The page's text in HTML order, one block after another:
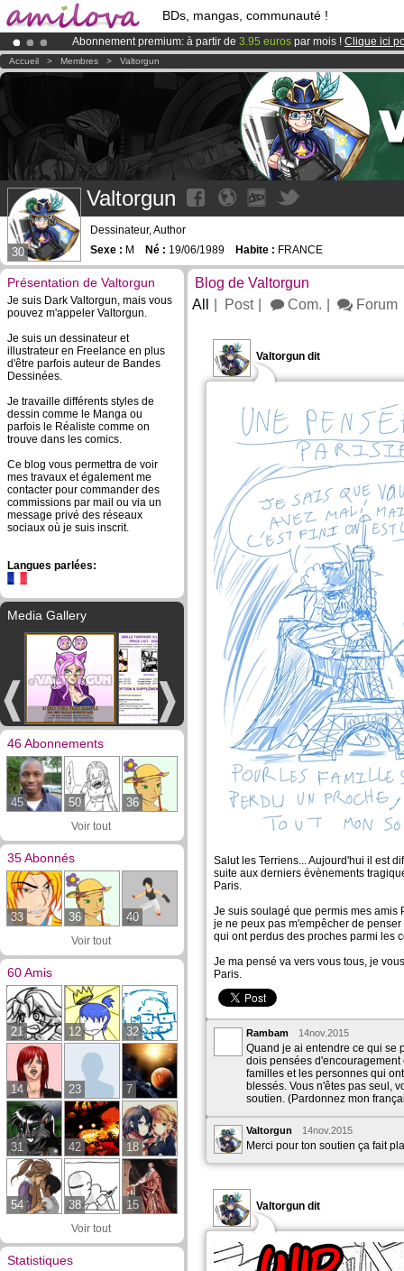
BDs, mangas, communauté !
Abonnement premium: à partir de 3.95 euros par mois ! Clique ici
LeKickstarter Amilova est désormais lancé!.
Déjà 100000membreset 1000BDs & Mangas!
Accueil > Membres > Valtorgun
30
Valtorgun
Dessinateur, Author
Sexe : M Né : 19/06/1989 Habite : FRANCE
Présentation de Valtorgun
Je suis Dark Valtorgun, mais vous
pouvez m'appeler Valtorgun.
Je suis un dessinateur et
illustrateur en Freelance en plus
d'être parfois auteur de Bandes
Dessinées.
Je travaille différents styles de
dessin comme le Manga ou
parfois le Réaliste comme on
trouve dans les comics.
Ce blog vous permettra de voir
mes travaux et également me
contacter pour commander des
commissions par mail ou via un
message privé des réseaux
sociaux où je suis inscrit.
Langues parlées:
Media Gallery
46 Abonnements
45 50 36
Voir tout
35 Abonnés
33 36 40
Voir tout
60 Amis
21 12 32
14 23 7
31 42 18
54 38 15
Voir tout
Statistiques
Blog de Valtorgun
All
Post Com. Forum
Valtorgun dit
Salut les Terriens... Aujourd'hui il est
suite aux derniers évènements
Paris.
Je suis soulagé que permis mes amis
je ne peux pas m'empêcher de
qui ont perdus des proches parmi les
Je ma pensé va vers vous tous, je
Paris.
Rambam 14nov.2015
Quand je ai entendre ce qui se
dois pensées d'encouragement
familles et les personnes qui
blessés. Vous n'êtes pas seul,
soutien. (Pardonnez mon
Valtorgun 14nov.2015
Merci pour ton soutien ça fait
Valtorgun dit